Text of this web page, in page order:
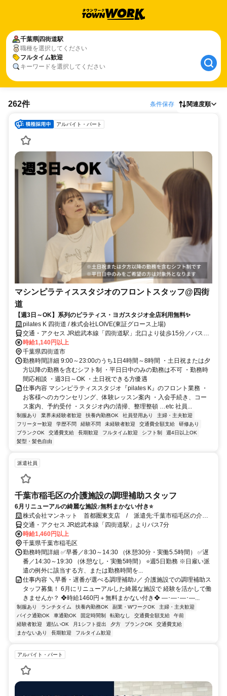
千葉県 四街道駅
職種を選択してください
フルタイム歓迎
キーワードを選択してください
262件 条件保存 関連度順
アルバイト・パート
マシンピラティススタジオのフロントスタッフ@四街
道
【週3日～OK】系列のピラティス・ヨガスタジオ全店利用無料✨
pilates K 四街道 / 株式会社LOIVE(東証グロース上場)
交通・アクセス JR総武本線「四街道駅」北口より徒歩15分／バス停
「桜ヶ丘入口」より徒歩1分
時給1,140円以上
千葉県四街道市
勤務時間詳細 9:00～23:00のうち1日4時間～8時間 ・土日祝または夕
方以降の勤務を含むシフト制 ・平日日中のみの勤務は不可 ・勤務時
間応相談 ・週3日～OK ・土日祝できる方優遇
仕事内容 マシンピラティススタジオ『pilates K』のフロント業務 ・
お客様へのカウンセリング、体験レッスン案内 ・入会手続き、コー
ス案内、予約受付 ・スタジオ内の清掃、整理整頓 …etc 社員...
制服あり 業界未経験者歓迎 扶養内勤務OK 社員登用あり
主婦・主夫歓迎
フリーター歓迎
学歴不問 経験不問 未経験者歓迎 交通費全額支給
研修あり
ブランクOK
交通費支給 長期歓迎 フルタイム歓迎 シフト制
週4日以上OK
髪型・髪色自由
派遣社員
千葉市稲毛区の介護施設の調理補助スタッフ
6月リニューアルの綺麗な施設♪無料まかない付き⭐
株式会社マンネット 首都圏東支店 / 派遣先:千葉市稲毛区の介護
福祉施設
交通・アクセス JR総武本線「四街道駅」よりバス7分
時給1,460円以上
千葉県千葉市稲毛区
勤務時間詳細 ✅早番／8:30～14:30 （休憩30分・実働5.5時間） ✅遅
番／14:30～19:30 （休憩なし・実働5時間） ⭐週5日勤務 ※日雇い派
遣の例外に該当する方、または勤務時間を...
仕事内容 ＼早番・遅番が選べる調理補助♪／ 介護施設での調理補助ス
タッフ募集！ 6月にリニューアルした綺麗な施設で 経験を活かして働
きませんか？ ❖時給1460円＋無料まかない付き❖ ―･―･―･―...
制服あり ランチタイム 扶養内勤務OK 副業・WワークOK
主婦・主夫歓迎
バイク通勤OK
車通勤OK 固定時間制 転勤なし 交通費全額支給
午前
経験者歓迎
週払いOK 月1シフト提出 夕方 ブランクOK
交通費支給
まかないあり
長期歓迎 フルタイム歓迎
アルバイト・パート